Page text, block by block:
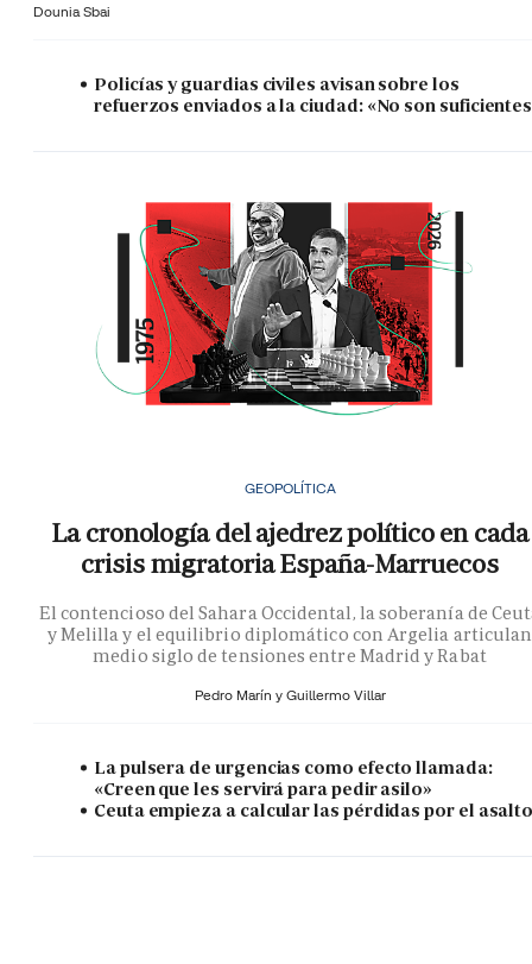
Dounia Sbai
Policías y guardias civiles avisan sobre los
refuerzos enviados a la ciudad: «No son
GEOPOLÍTICA
La cronología del ajedrez político en cada
crisis migratoria España-Marruecos
El contencioso del Sahara Occidental, la soberanía de
y Melilla y el equilibrio diplomático con Argelia articulan
medio siglo de tensiones entre Madrid y Rabat
Pedro Marín y Guillermo Villar
La pulsera de urgencias como efecto llamada:
«Creen que les servirá para pedir asilo»
Ceuta empieza a calcular las pérdidas por el